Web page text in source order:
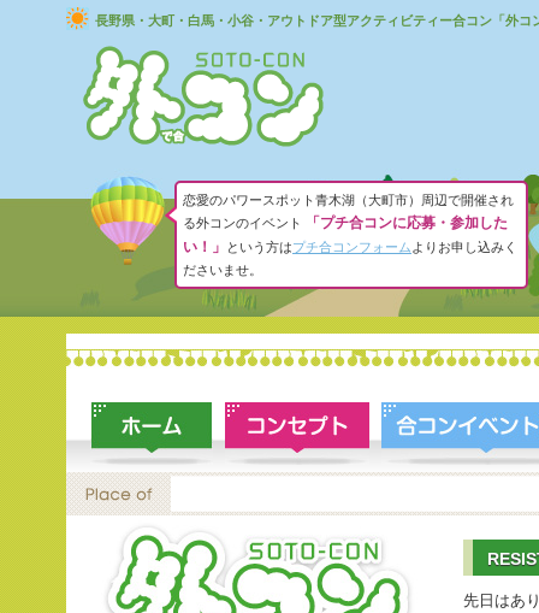
長野県・大町・白馬・小谷・アウトドア型アクティビティー合コン「外コ
恋愛のパワースポット青木湖（大町市）周辺で開催され
る外コンのイベント
「プチ合コンに応募・参加した
い！」
という方はプチ合コンフォーム よりお申し込みく
ださいませ。
先日はあ